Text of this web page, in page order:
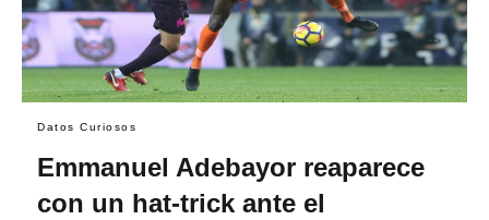
Datos Curiosos
Emmanuel Adebayor reaparece
con un hat-trick ante el